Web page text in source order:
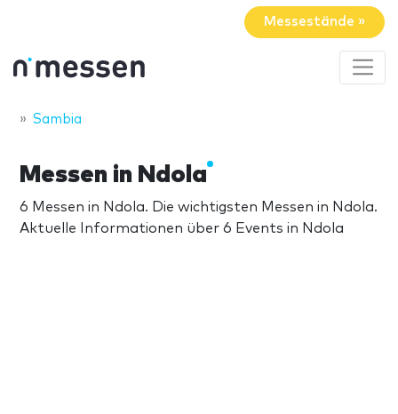
Messestände »
Sambia
Messen in Ndola
6 Messen in Ndola. Die wichtigsten Messen in Ndola.
Aktuelle Informationen über 6 Events in Ndola